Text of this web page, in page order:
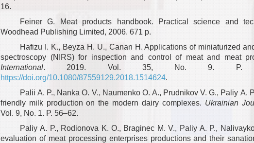
16.
Feiner G. Meat products handbook. Practical science and
Woodhead Publishing Limited, 2006. 671 p.
Hafizu I. K., Beyza H. U., Canan H. Applications of miniaturized
spectroscopy (NIRS) for inspection and control of meat and meat
International. 2019. Vol. 35, No. 9. P.
https://doi.org/10.1080/87559129.2018.1514624.
Palii A. P., Nanka O. V., Naumenko O. A., Prudnikov V. G., Paliy A.
friendly milk production on the modern dairy complexes. Ukrainian
Vol. 9, No. 1. P. 56–62.
Paliy A. P., Rodionova K. O., Braginec M. V., Paliy A. P.,
evaluation of meat processing enterprises productions and their